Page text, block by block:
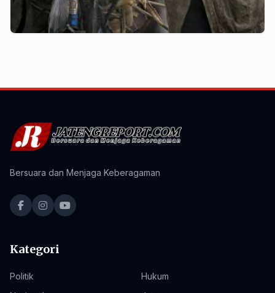
Bersuara dan Menjaga Keberagaman
Kategori
Politik
Hukum